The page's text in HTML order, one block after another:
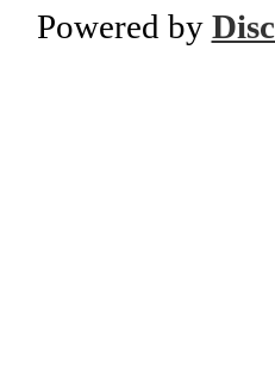
Powered by